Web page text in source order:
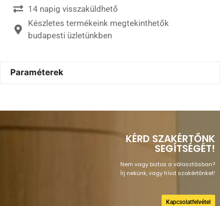
14 napig visszaküldhető
Készletes termékeink megtekinthetők
budapesti üzletünkben
Paraméterek
KÉRD SZAKÉRTŐNK
SEGÍTSÉGÉT!
Nem vagy biztos a választásban?
Írj nekünk, vagy hívd szakértőnket!
Kapcsolatfelvétel